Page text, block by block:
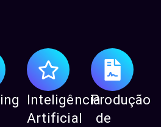
Inteligência
Artificial
Produção
de